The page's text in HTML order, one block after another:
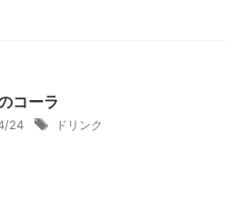
コーラ
24 ドリンク